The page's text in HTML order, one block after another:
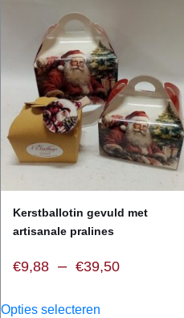
Kerstballotin gevuld met
artisanale pralines
€9,88 – €39,50
Opties selecteren